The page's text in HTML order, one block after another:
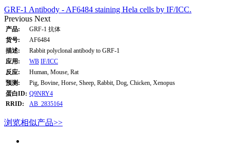
GRF-1 Antibody - AF6484 staining Hela cells by IF/ICC.
Previous Next
产品:
GRF-1 抗体
货号:
AF6484
描述:
Rabbit polyclonal antibody to GRF-1
应用:
WB IF/ICC
反应:
Human, Mouse, Rat
预测:
Pig, Bovine, Horse, Sheep, Rabbit, Dog, Chicken, Xenopus
蛋白ID: Q9NRY4
RRID:
AB_2835164
浏览相似产品>>